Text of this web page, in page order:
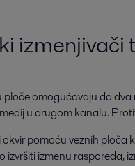
izmenjivači
omogućavaju da
u drugom kanalu.
pomoću veznih
izmenu rasporeda,